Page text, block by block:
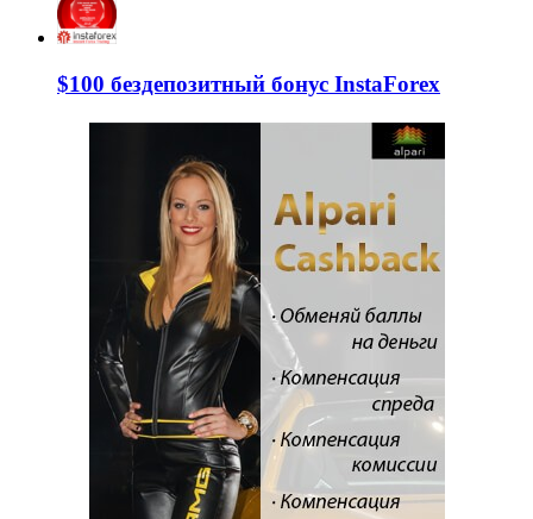
$100 бездепозитный бонус InstaForex